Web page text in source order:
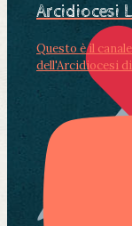
Arcidiocesi
Questo è il
dell'Arcidiocesi